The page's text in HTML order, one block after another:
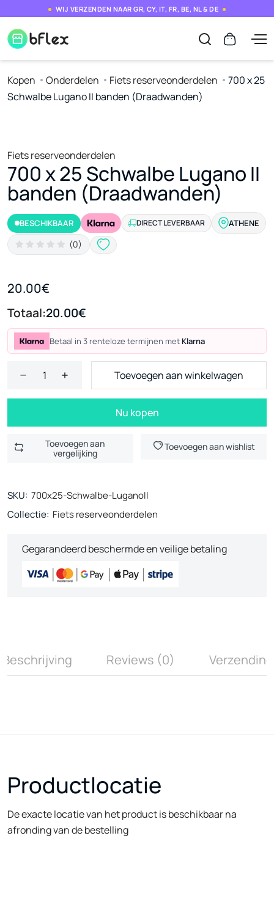
WIJ VERZENDEN NAAR GR, CY, IT, FR, BE, NL & DE
Kopen Onderdelen Fiets reserveonderdelen
700 x 25
Schwalbe Lugano II banden (Draadwanden)
Fiets reserveonderdelen
700 x 25 Schwalbe Lugano II
banden (Draadwanden)
BESCHIKBAAR DIRECT LEVERBAAR ATHENE
(0)
20.00€
Totaal:20.00€
Betaal in 3 renteloze termijnen met Klarna
Toevoegen aan winkelwagen
Nu kopen
Toevoegen aan
vergelijking
Toevoegen aan wishlist
SKU: 700x25-Schwalbe-LuganoII
Collectie: Fiets reserveonderdelen
Gegarandeerd beschermde en veilige betaling
Beschrijving Reviews (0) Verzending
Productlocatie
De exacte locatie van het product is beschikbaar na
afronding van de bestelling